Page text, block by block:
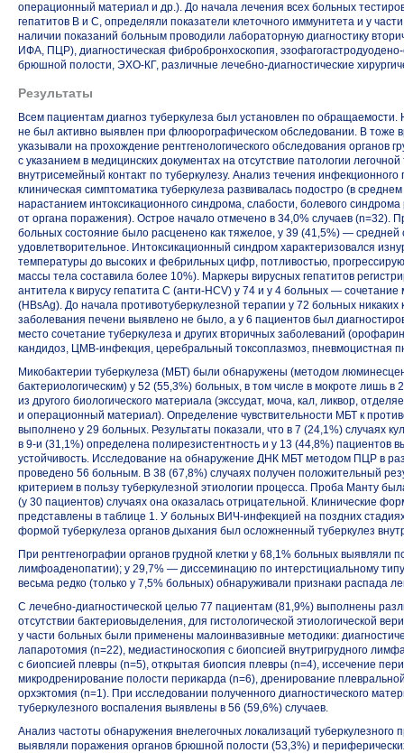
операционный материал и др.). До начала лечения всех больных
гепатитов В и С, определяли показатели клеточного иммунитета и у
наличии показаний больным проводили лабораторную диагностику
ИФА, ПЦР), диагностическая фибробронхоскопия,
брюшной полости, ЭХО-КГ, различные лечебно-диагностические
Результаты
Всем пациентам диагноз туберкулеза был установлен по обращаемости.
не был активно выявлен при флюорографическом обследовании. В тоже
указывали на прохождение рентгенологического обследования органов
с указанием в медицинских документах на отсутствие патологии
внутрисемейный контакт по туберкулезу. Анализ течения
клиническая симптоматика туберкулеза развивалась подостро (в
нарастанием интоксикационного синдрома, слабости, болевого
от органа поражения). Острое начало отмечено в 34,0% случаев (n=32).
больных состояние было расценено как тяжелое, у 39 (41,5%) —
удовлетворительное. Интоксикационный синдром характеризовался
температуры до высоких и фебрильных цифр, потливостью,
массы тела составила более 10%). Маркеры вирусных гепатитов
антитела к вирусу гепатита С (анти-HCV) у 74 и у 4 больных —
(HBsAg). До начала противотуберкулезной терапии у 72 больных никаких
заболевания печени выявлено не было, а у 6 пациентов был
место сочетание туберкулеза и других вторичных заболеваний
кандидоз, ЦМВ-инфекция, церебральный токсоплазмоз, пневмоцистная
Микобактерии туберкулеза (МБТ) были обнаружены (методом
бактериологическим) у 52 (55,3%) больных, в том числе в мокроте лишь в
из другого биологического материала (экссудат, моча, кал, ликвор,
и операционный материал). Определение чувствительности МБТ к
выполнено у 29 больных. Результаты показали, что в 7 (24,1%) случаях
в 9-и (31,1%) определена полирезистентность и у 13 (44,8%) пациентов
устойчивость. Исследование на обнаружение ДНК МБТ методом ПЦР в
проведено 56 больным. В 38 (67,8%) случаях получен положительный
критерием в пользу туберкулезной этиологии процесса. Проба Манту
(у 30 пациентов) случаях она оказалась отрицательной. Клинические
представлены в таблице 1. У больных ВИЧ-инфекцией на поздних
формой туберкулеза органов дыхания был осложненный туберкулез
При рентгенографии органов грудной клетки у 68,1% больных выявляли
лимфоаденопатии); у 29,7% — диссеминацию по интерстициальному
весьма редко (только у 7,5% больных) обнаруживали признаки распада
С лечебно-диагностической целью 77 пациентам (81,9%) выполнены
отсутствии бактериовыделения, для гистологической этиологической
у части больных были применены малоинвазивные методики:
лапаротомия (n=22), медиастиноскопия с биопсией внутригрудного
с биопсией плевры (n=5), открытая биопсия плевры (n=4), иссечение
микродренирование полости перикарда (n=6), дренирование
орхэктомия (n=1). При исследовании полученного диагностического
туберкулезного воспаления выявлены в 56 (59,6%) случаев.
Анализ частоты обнаружения внелегочных локализаций туберкулезного
выявляли поражения органов брюшной полости (53,3%) и